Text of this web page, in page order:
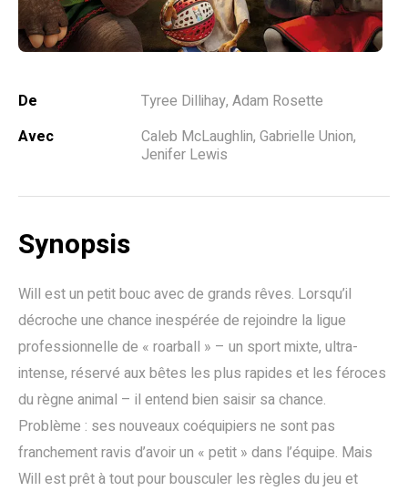
De
Tyree Dillihay, Adam Rosette
Avec
Caleb McLaughlin, Gabrielle Union,
Jenifer Lewis
Synopsis
Will est un petit bouc avec de grands rêves. Lorsqu’il
décroche une chance inespérée de rejoindre la ligue
professionnelle de « roarball » – un sport mixte, ultra-
intense, réservé aux bêtes les plus rapides et les féroces
du règne animal – il entend bien saisir sa chance.
Problème : ses nouveaux coéquipiers ne sont pas
franchement ravis d’avoir un « petit » dans l’équipe. Mais
Will est prêt à tout pour bousculer les règles du jeu et